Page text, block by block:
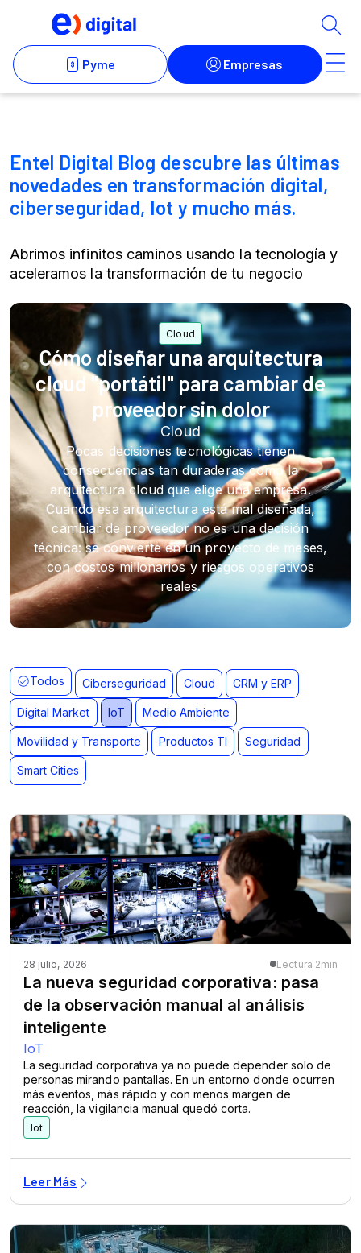
Entel Digital Blog descubre las últimas
novedades en transformación digital,
ciberseguridad, Iot y mucho más.
Abrimos infinitos caminos usando la tecnología y
aceleramos la transformación de tu negocio
Cómo diseñar una arquitectura
cloud "portátil" para cambiar de
proveedor sin dolor
Pocas decisiones tecnológicas tienen
consecuencias tan duraderas como la
arquitectura cloud que elige una empresa.
Cuando esa arquitectura está mal diseñada,
cambiar de proveedor no es una decisión
técnica: se convierte en un proyecto de meses,
con costos millonarios y riesgos operativos
reales.